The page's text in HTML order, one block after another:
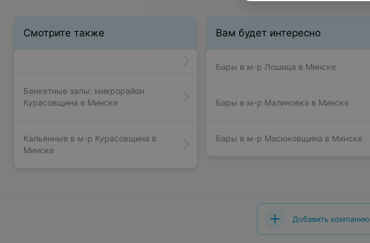
Смотрите также
Банкетные залы: микрорайон
Курасовщина в Минске
Кальянные в м-р Курасовщина в
Минске
Вам будет интересно
Бары в м-р Лошица в Минске
Бары в м-р Малиновка в Минске
Бары в м-р Масюковщина в Минске
Добавить компанию